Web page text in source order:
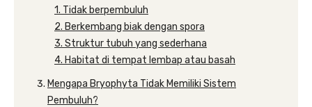
1. Tidak berpembuluh
2. Berkembang biak dengan spora
3. Struktur tubuh yang sederhana
4. Habitat di tempat lembap atau basah
Mengapa Bryophyta Tidak Memiliki Sistem
Pembuluh?